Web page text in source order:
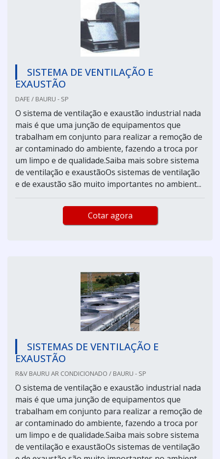
SISTEMA DE VENTILAÇÃO E
EXAUSTÃO
DAFE / BAURU - SP
O sistema de ventilação e exaustão industrial nada
mais é que uma junção de equipamentos que
trabalham em conjunto para realizar a remoção de
ar contaminado do ambiente, fazendo a troca por
um limpo e de qualidade.Saiba mais sobre sistema
de ventilação e exaustãoOs sistemas de ventilação
e de exaustão são muito importantes no ambient...
Cotar agora
SISTEMAS DE VENTILAÇÃO E
EXAUSTÃO
R&V BAURU AR CONDICIONADO / BAURU - SP
O sistema de ventilação e exaustão industrial nada
mais é que uma junção de equipamentos que
trabalham em conjunto para realizar a remoção de
ar contaminado do ambiente, fazendo a troca por
um limpo e de qualidade.Saiba mais sobre sistema
de ventilação e exaustãoOs sistemas de ventilação